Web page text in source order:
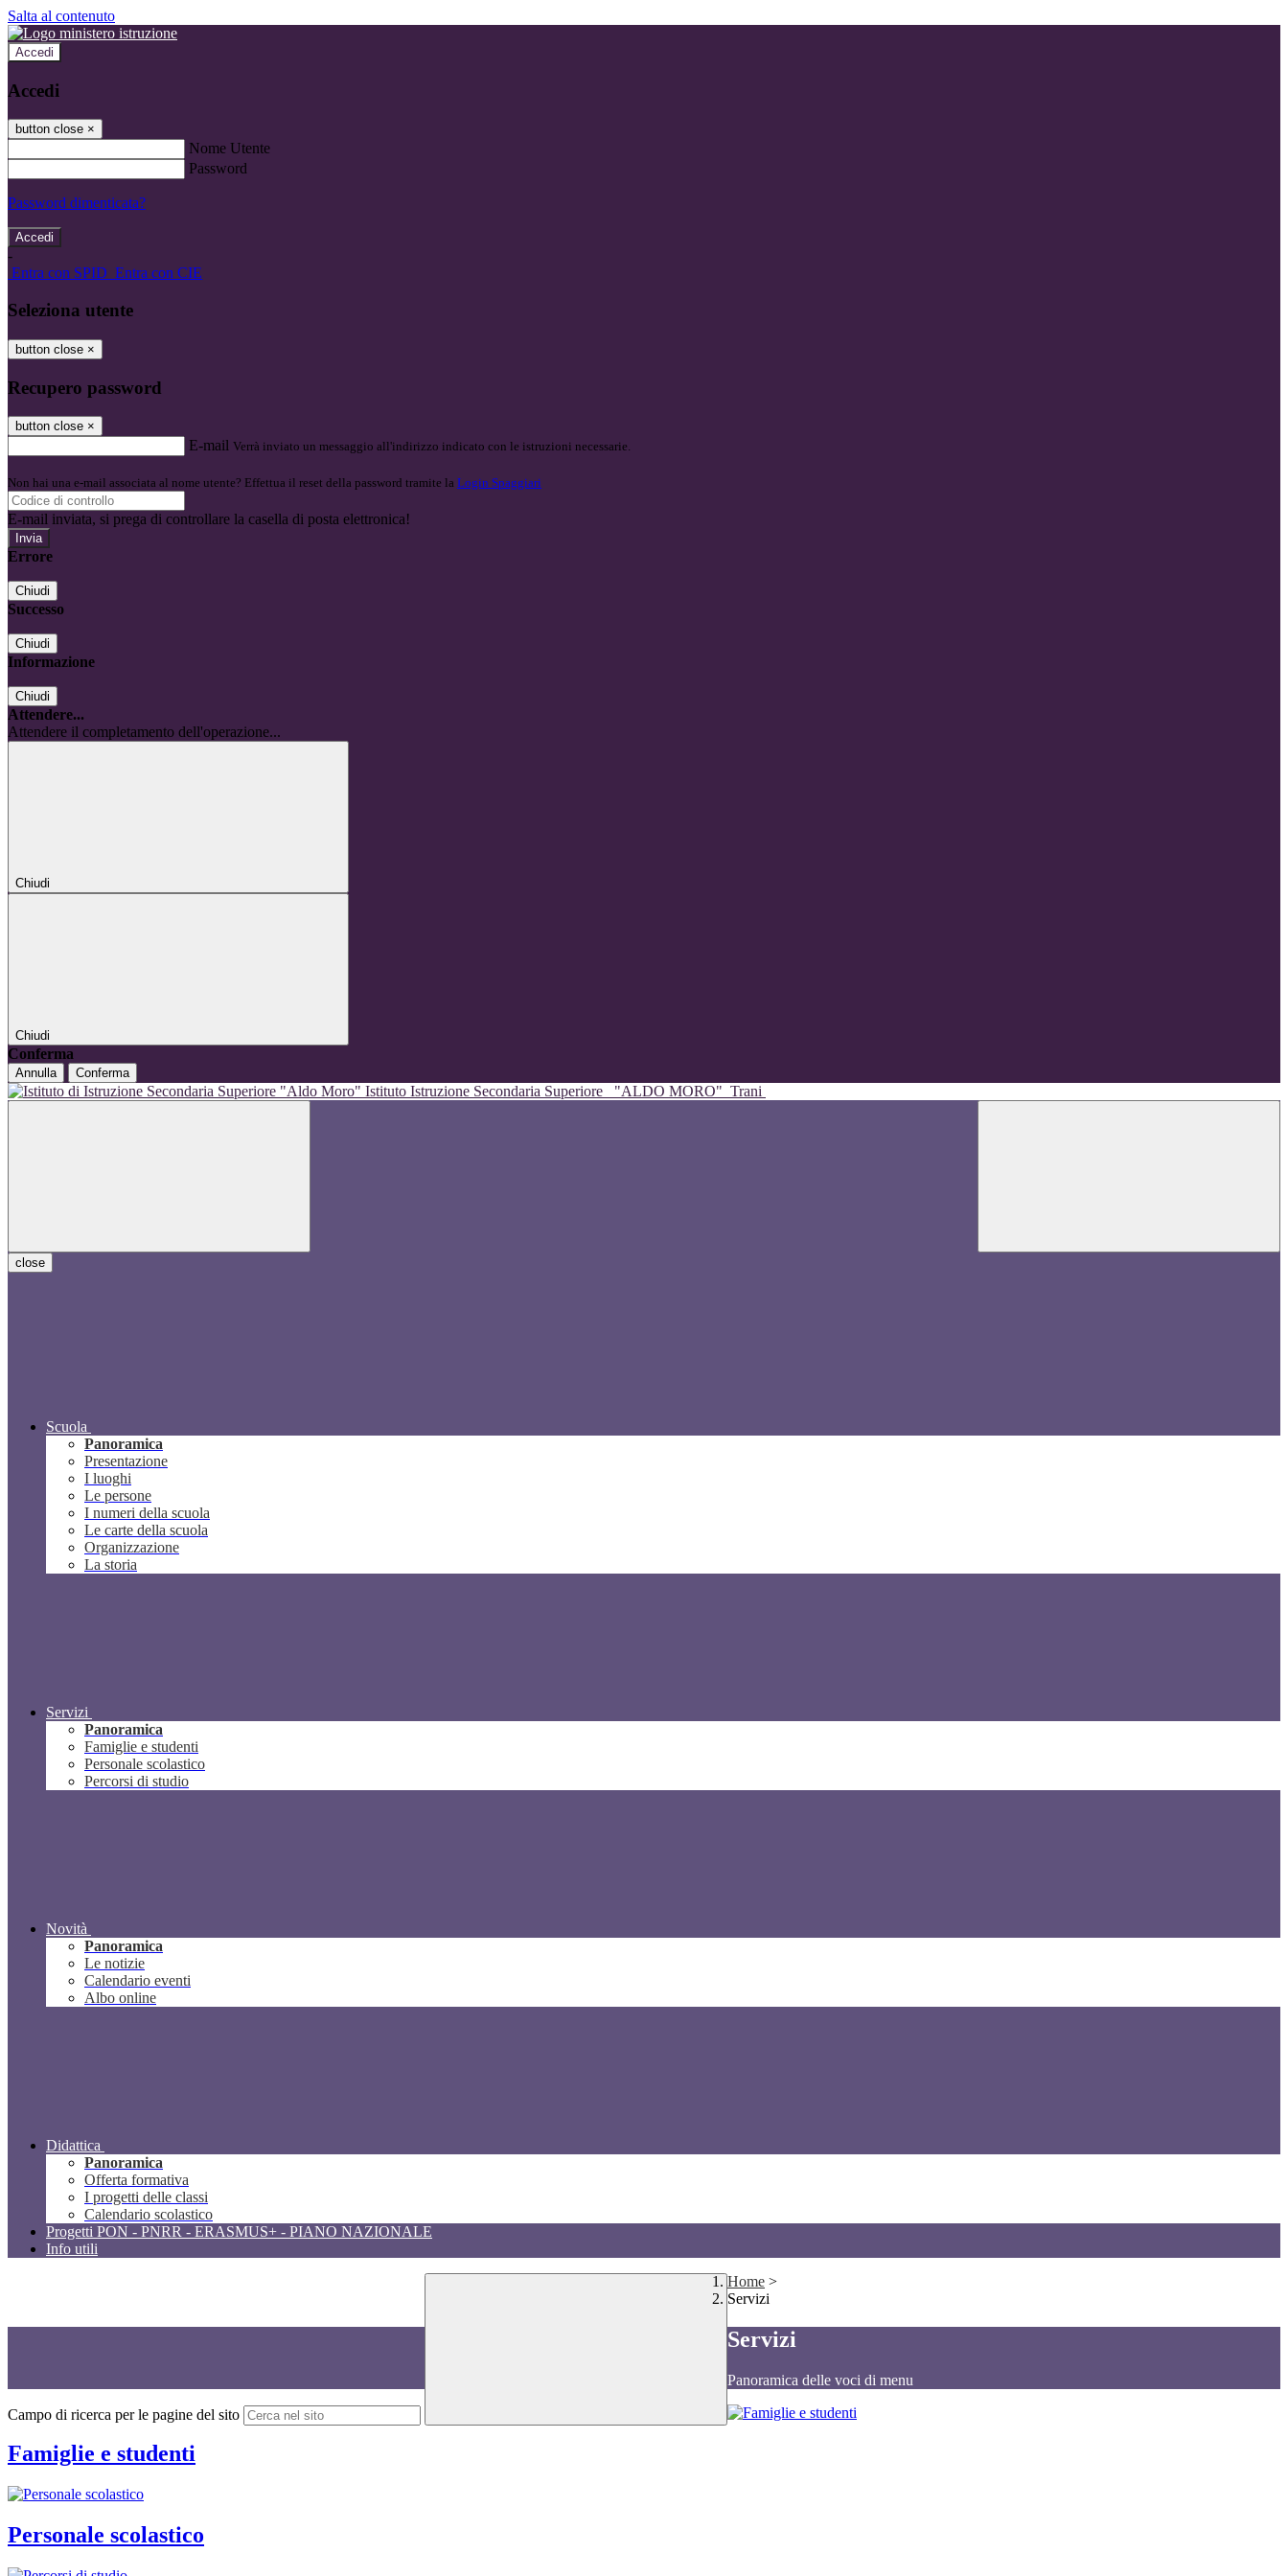
Salta al contenuto
Accedi
Accedi
button close ×
Nome Utente
Password
Password dimenticata?
-
Entra con SPID Entra con CIE
Seleziona utente
button close ×
Recupero password
button close ×
E-mail Verrà inviato un messaggio all'indirizzo indicato con le istruzioni necessarie.
Non hai una e-mail associata al nome utente? Effettua il reset della password tramite la Login Spaggiari
E-mail inviata, si prega di controllare la casella di posta elettronica!
Errore
Chiudi
Successo
Chiudi
Informazione
Chiudi
Attendere...
Attendere il completamento dell'operazione...
Chiudi
Chiudi
Conferma
Annulla Conferma
Istituto Istruzione Secondaria Superiore "ALDO MORO" Trani
close
Scuola
Panoramica
Presentazione
I luoghi
Le persone
I numeri della scuola
Le carte della scuola
Organizzazione
La storia
Servizi
Panoramica
Famiglie e studenti
Personale scolastico
Percorsi di studio
Novità
Panoramica
Le notizie
Calendario eventi
Albo online
Didattica
Panoramica
Offerta formativa
I progetti delle classi
Calendario scolastico
Progetti PON - PNRR - ERASMUS+ - PIANO NAZIONALE
Info utili
Campo di ricerca per le pagine del sito
Home >
Servizi
Servizi
Panoramica delle voci di menu
Famiglie e studenti
Personale scolastico